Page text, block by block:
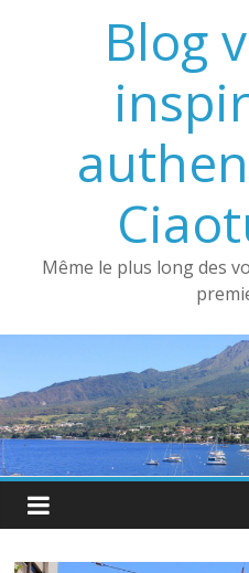
Blog
Même le plus long des